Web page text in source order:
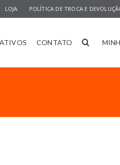
LOJA POLÍTICA DE TROCA E
CONTATO